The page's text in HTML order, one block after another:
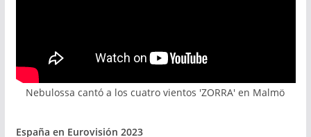
Nebulossa cantó a los cuatro vientos 'ZORRA' en Malmö
España en Eurovisión 2023